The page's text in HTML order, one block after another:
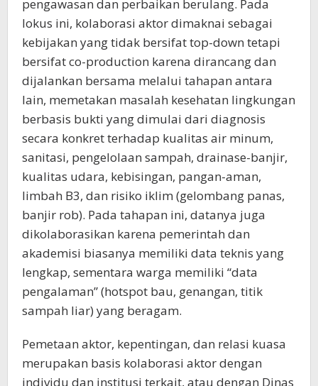
pengawasan dan perbaikan berulang. Pada
lokus ini, kolaborasi aktor dimaknai sebagai
kebijakan yang tidak bersifat top-down tetapi
bersifat co-production karena dirancang dan
dijalankan bersama melalui tahapan antara
lain, memetakan masalah kesehatan lingkungan
berbasis bukti yang dimulai dari diagnosis
secara konkret terhadap kualitas air minum,
sanitasi, pengelolaan sampah, drainase-banjir,
kualitas udara, kebisingan, pangan-aman,
limbah B3, dan risiko iklim (gelombang panas,
banjir rob). Pada tahapan ini, datanya juga
dikolaborasikan karena pemerintah dan
akademisi biasanya memiliki data teknis yang
lengkap, sementara warga memiliki “data
pengalaman” (hotspot bau, genangan, titik
sampah liar) yang beragam.
Pemetaan aktor, kepentingan, dan relasi kuasa
merupakan basis kolaborasi aktor dengan
individu dan institusi terkait, atau dengan Dinas